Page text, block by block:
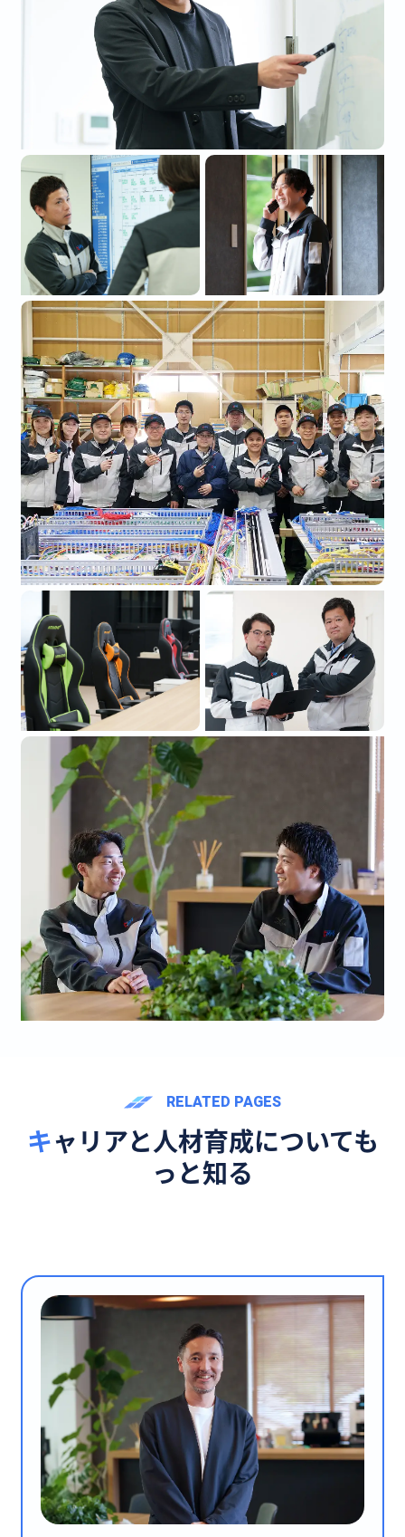
RELATED PAGES
キャリアと人材育成についても
っと知る